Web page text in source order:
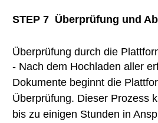
STEP 7 Überprüfung und
Überprüfung durch die
- Nach dem Hochladen aller
Dokumente beginnt die
Überprüfung. Dieser Prozess
bis zu einigen Stunden in